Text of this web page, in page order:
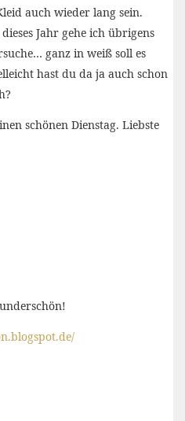
auch wieder lang sein.
Jahr gehe ich übrigens
ganz in weiß soll es
hast du da ja auch schon
schönen Dienstag. Liebste